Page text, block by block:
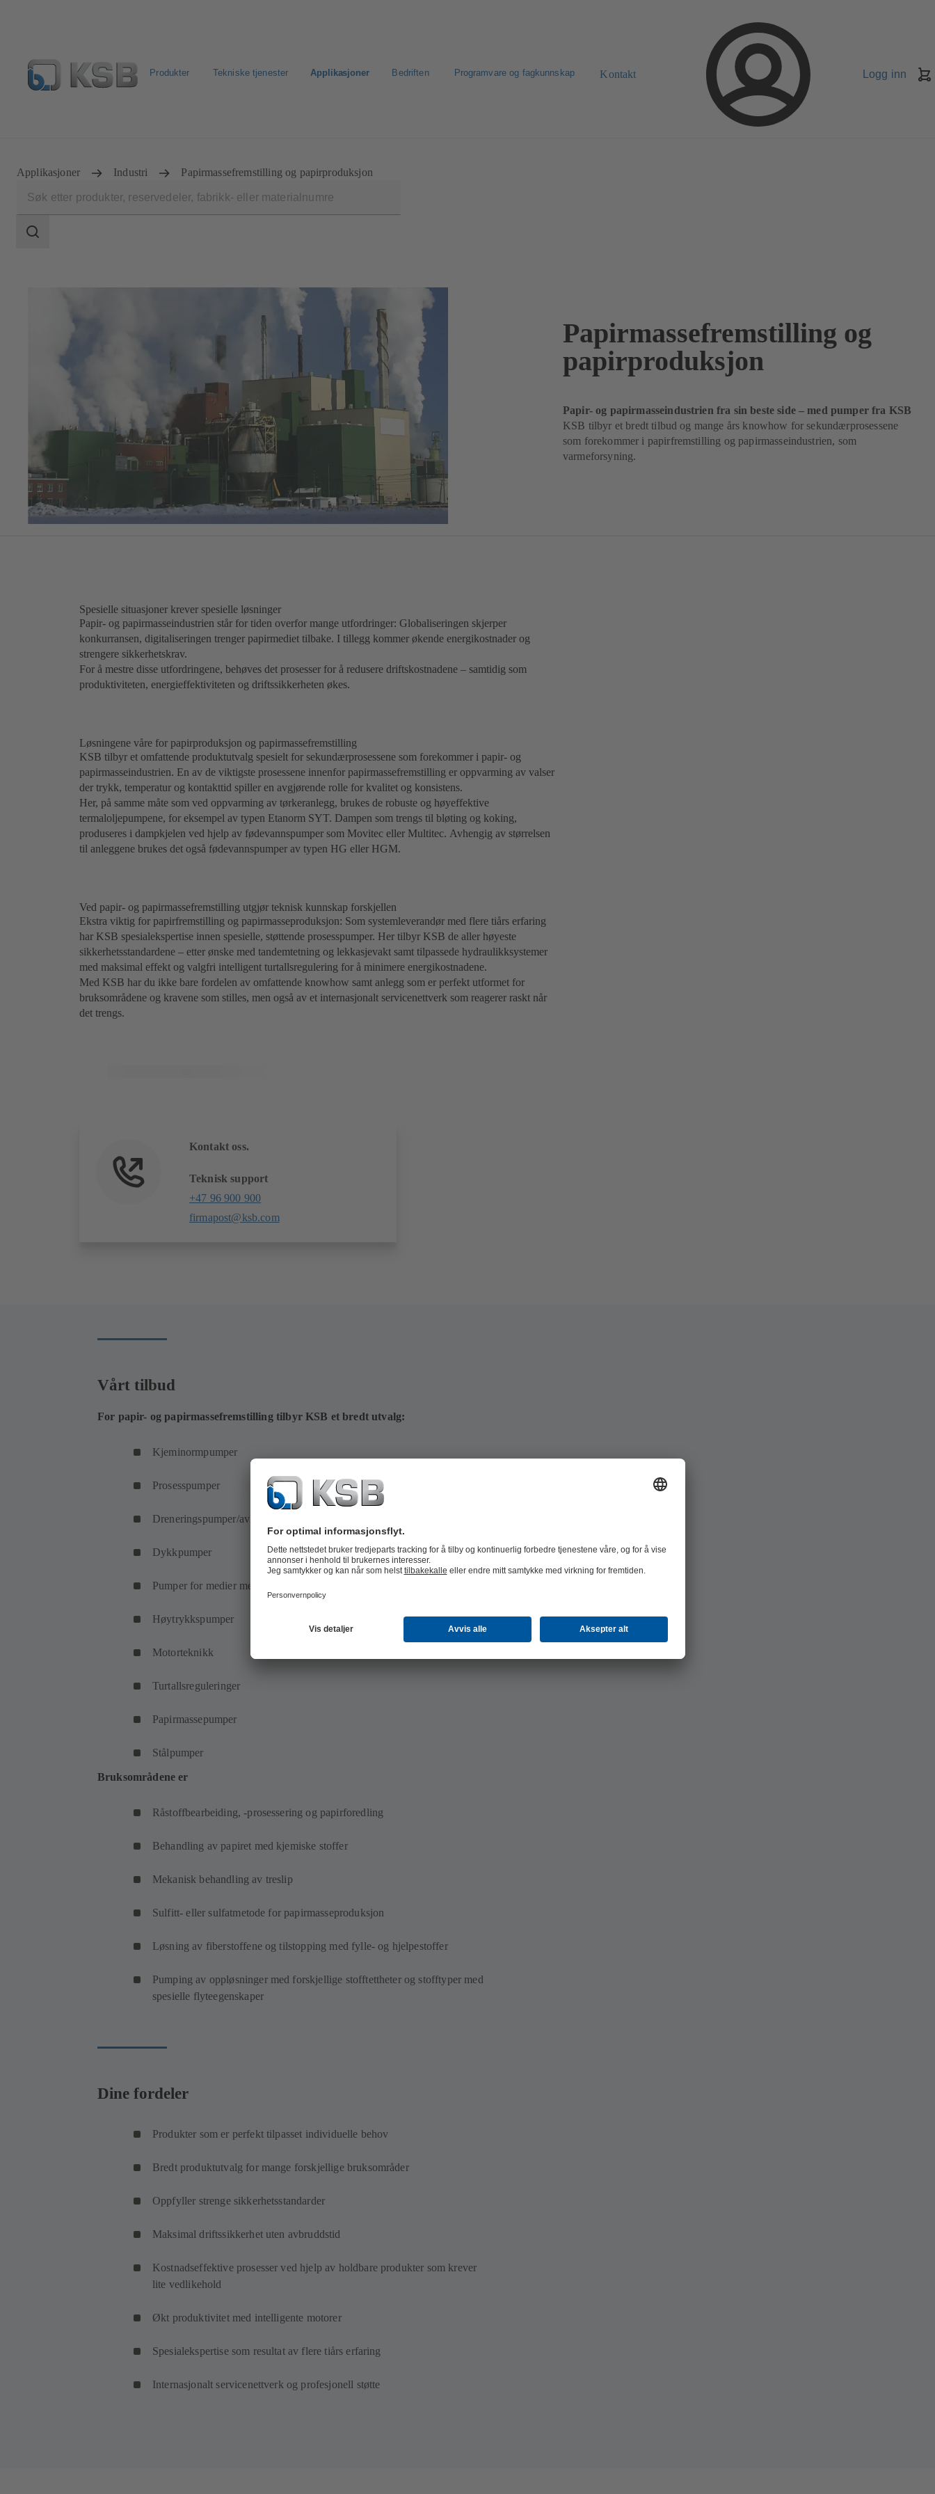
Produkter Tekniske tjenester Applikasjoner Bedriften Programvare og fagkunnskap Kontakt Logg inn
Applikasjoner Industri Papirmassefremstilling og papirproduksjon
Søkeområde
Papirmassefremstilling og
papirproduksjon
Papir- og papirmasseindustrien fra sin beste side – med pumper fra KSB
KSB tilbyr et bredt tilbud og mange års knowhow for sekundærprosessene
som forekommer i papirfremstilling og papirmasseindustrien, som
varmeforsyning.
Spesielle situasjoner krever spesielle løsninger
Papir- og papirmasseindustrien står for tiden overfor mange utfordringer: Globaliseringen skjerper
konkurransen, digitaliseringen trenger papirmediet tilbake. I tillegg kommer økende energikostnader og
strengere sikkerhetskrav.
For å mestre disse utfordringene, behøves det prosesser for å redusere driftskostnadene – samtidig som
produktiviteten, energieffektiviteten og driftssikkerheten økes.
Løsningene våre for papirproduksjon og papirmassefremstilling
KSB tilbyr et omfattende produktutvalg spesielt for sekundærprosessene som forekommer i papir- og
papirmasseindustrien. En av de viktigste prosessene innenfor papirmassefremstilling er oppvarming av valser
der trykk, temperatur og kontakttid spiller en avgjørende rolle for kvalitet og konsistens.
Her, på samme måte som ved oppvarming av tørkeranlegg, brukes de robuste og høyeffektive
termaloljepumpene, for eksempel av typen Etanorm SYT. Dampen som trengs til bløting og koking,
produseres i dampkjelen ved hjelp av fødevannspumper som Movitec eller Multitec. Avhengig av størrelsen
til anleggene brukes det også fødevannspumper av typen HG eller HGM.
Ved papir- og papirmassefremstilling utgjør teknisk kunnskap forskjellen
Ekstra viktig for papirfremstilling og papirmasseproduksjon: Som systemleverandør med flere tiårs erfaring
har KSB spesialekspertise innen spesielle, støttende prosesspumper. Her tilbyr KSB de aller høyeste
sikkerhetsstandardene – etter ønske med tandemtetning og lekkasjevakt samt tilpassede hydraulikksystemer
med maksimal effekt og valgfri intelligent turtallsregulering for å minimere energikostnadene.
Med KSB har du ikke bare fordelen av omfattende knowhow samt anlegg som er perfekt utformet for
bruksområdene og kravene som stilles, men også av et internasjonalt servicenettverk som reagerer raskt når
det trengs.
Kontakt oss.
Teknisk support
+47 96 900 900
firmapost@ksb.com
Vårt tilbud
For papir- og papirmassefremstilling tilbyr KSB et bredt utvalg:
Kjeminormpumper
Prosesspumper
Dreneringspumper/avløpspumper
Dykkpumper
Pumper for medier med faste stoffer
Høytrykkspumper
Motorteknikk
Turtallsreguleringer
Papirmassepumper
Stålpumper
Bruksområdene er
Råstoffbearbeiding, -prosessering og papirforedling
Behandling av papiret med kjemiske stoffer
Mekanisk behandling av treslip
Sulfitt- eller sulfatmetode for papirmasseproduksjon
Løsning av fiberstoffene og tilstopping med fylle- og hjelpestoffer
Pumping av oppløsninger med forskjellige stofftettheter og stofftyper med
spesielle flyteegenskaper
Dine fordeler
Produkter som er perfekt tilpasset individuelle behov
Bredt produktutvalg for mange forskjellige bruksområder
Oppfyller strenge sikkerhetsstandarder
Maksimal driftssikkerhet uten avbruddstid
Kostnadseffektive prosesser ved hjelp av holdbare produkter som krever
lite vedlikehold
Økt produktivitet med intelligente motorer
Spesialekspertise som resultat av flere tiårs erfaring
Internasjonalt servicenettverk og profesjonell støtte